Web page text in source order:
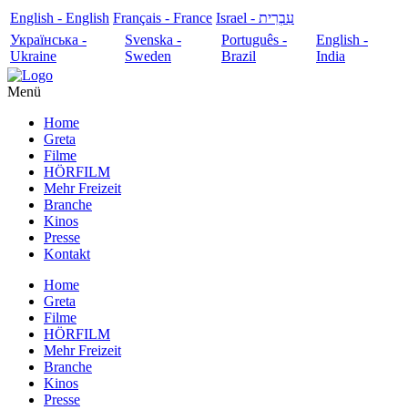
English - English Français - France
עִבְרִית - Israel
Українська -
Ukraine
Svenska -
Sweden
Português -
Brazil
English -
India
Menü
Home
Greta
Filme
HÖRFILM
Mehr Freizeit
Branche
Kinos
Presse
Kontakt
Home
Greta
Filme
HÖRFILM
Mehr Freizeit
Branche
Kinos
Presse